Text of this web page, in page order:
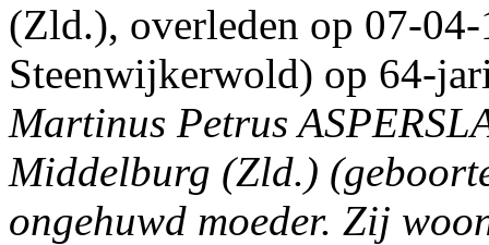
(Zld.), overleden op 07-
Steenwijkerwold) op 64-
Martinus Petrus
Middelburg (Zld.)
ongehuwd moeder. Zij